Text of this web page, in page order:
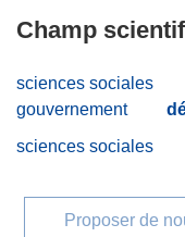
Champ
sciences sociales
gouvernement
sciences sociales
Proposer de